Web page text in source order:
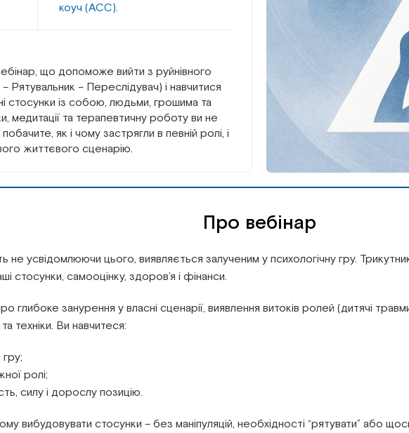
коуч (АСС).
що допоможе вийти з руйнівного
Рятувальник – Переслідувач) і навчитися
стосунки із собою, людьми, грошима та
медитації та терапевтичну роботу ви не
як і чому застрягли в певній ролі, і
життєвого сценарію.
Про вебінар
не усвідомлюючи цього, виявляється залученим у психологічну гру.
стосунки, самооцінку, здоров’я і фінанси.
глибоке занурення у власні сценарії, виявлення витоків ролей (дитячі
техніки. Ви навчитеся:
ролі;
силу і дорослу позицію.
вибудовувати стосунки – без маніпуляцій, необхідності “рятувати” або